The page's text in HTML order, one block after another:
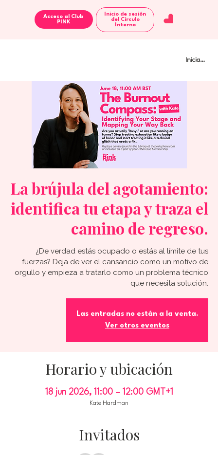
Iniciar
Acceso al Club
Inicio de sesión
del Círculo
Interno
La brújula del agotamiento:
identifica tu etapa y traza el
camino de regreso.
¿De verdad estás ocupado o estás al límite de tus
fuerzas? Deja de ver el cansancio como un motivo de
orgullo y empieza a tratarlo como un problema técnico
que necesita solución.
Las entradas no están a la venta.
Ver otros eventos
Horario y ubicación
18 jun 2026, 11:00 – 12:00 GMT+1
Kate Hardman
Invitados